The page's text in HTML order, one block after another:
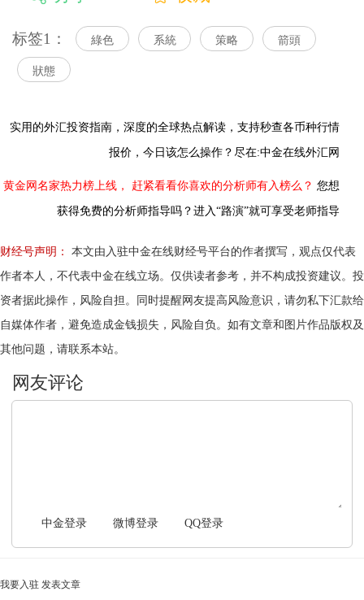
标签1： 綠色 系統 策略 箭頭
狀態
实用的外汇投资指南， 深度的全球热点解读， 支持秒查各币种行情
报价，今日该怎么操作？尽在:中金在线外汇网
黄金网名家热力榜上线， 赶紧看看你喜欢的分析师有入榜么？ 您想
获得免费的分析师指导吗？进入“路演”就可享受老师指导
财经号声明：
本文由入驻中金在线财经号平台的作者撰写，观点仅代表
作者本人，不代表中金在线立场。仅供读者参考，并不构成投资建议。投
资者据此操作，风险自担。同时提醒网友提高风险意识，请勿私下汇款给
自媒体作者，避免造成金钱损失，风险自负。如有文章和图片作品版权及
其他问题，请联系本站。
中金登录 微博登录 QQ登录
我要入驻 发表文章